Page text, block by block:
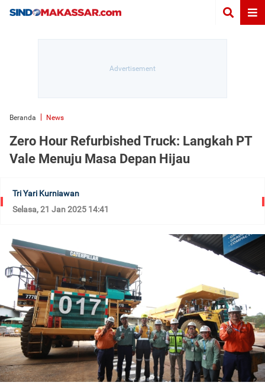
Beranda News
Zero Hour Refurbished Truck: Langkah PT
Vale Menuju Masa Depan Hijau
Tri Yari Kurniawan
Selasa, 21 Jan 2025 14:41